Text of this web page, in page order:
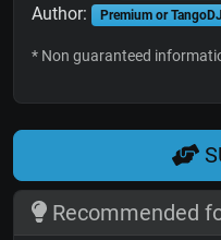
Author: Premium or
* Non guaranteed
Recommended